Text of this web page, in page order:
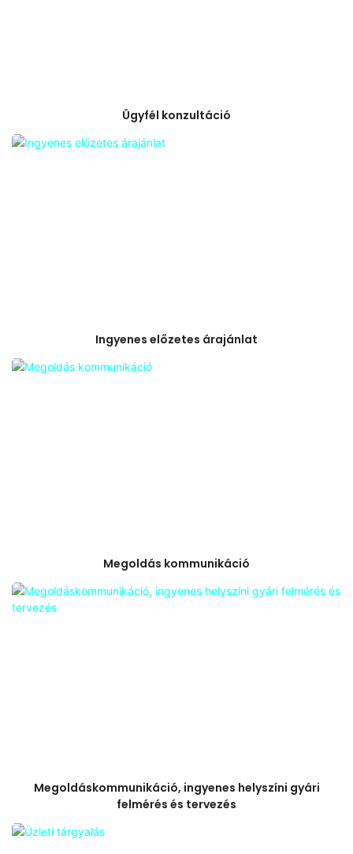
Ügyfél konzultáció
Ingyenes előzetes árajánlat
Megoldás kommunikáció
Megoldáskommunikáció, ingyenes helyszíni gyári
felmérés és tervezés